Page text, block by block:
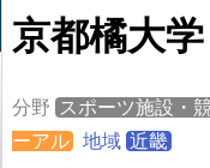
京都橘大
分野 スポーツ施設・
ーアル
地域 近畿